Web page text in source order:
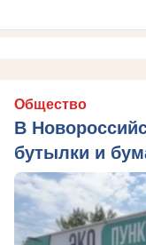
Общество
В
бутылки и